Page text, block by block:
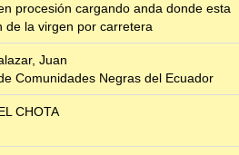
procesión cargando anda donde esta
de la virgen por carretera
Juan
Comunidades Negras del Ecuador
CHOTA